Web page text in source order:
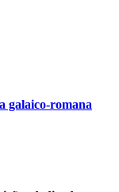
galaico-romana